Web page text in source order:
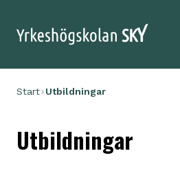
Sky logga
Start Utbildningar
Utbildningar